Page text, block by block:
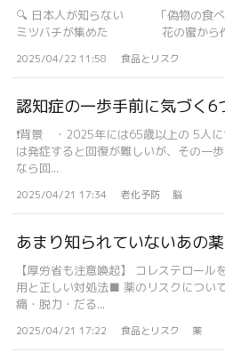
🔍 日本人が知らない 「偽物の食べ
ミツバチが集めた 花の蜜から
2025/04/22 11:58 食品とリスク
認知症の一歩手前に気づく6
❗背景 ・2025年には65歳以上の 5人
は発症すると回復が難しいが、その一
なら回...
2025/04/21 17:34 老化予防 脳
あまり知られていないあの
【厚労省も注意喚起】 コレステロー
用と正しい対処法■ 薬のリスクについ
痛・脱力・だる...
2025/04/21 17:22 食品とリスク 薬